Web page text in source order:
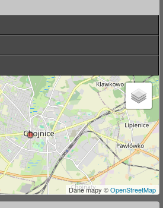
Dane mapy ©OpenStreetMap